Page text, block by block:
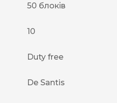
50 блоків
10
Duty free
De Santis